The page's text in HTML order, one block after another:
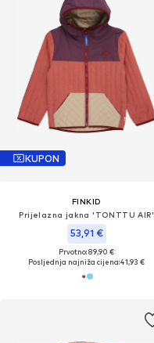
KUPON
FINKID
Prijelazna jakna 'TONTTU AIR'
53,91 €
Prvotno: 89,90 €
Posljednja najniža cijena:41,93 €